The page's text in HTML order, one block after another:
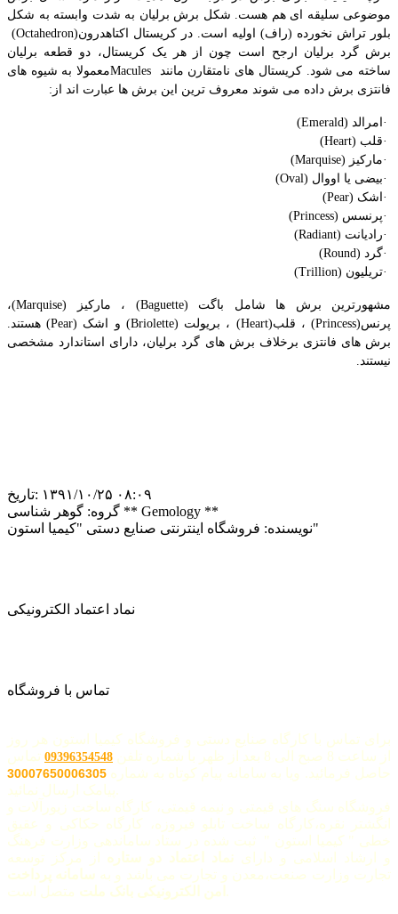
موضوعی سلیقه ای هم هست. شکل برش برلیان به شدت وابسته به شکل
بلور تراش نخورده (راف) اولیه است. در کریستال اکتاهدرون(Octahedron)
برش گرد برلیان ارجح است چون از هر یک کریستال، دو قطعه برلیان
ساخته می شود. کریستال های نامتقارن مانند
Maculesمعمولا به شیوه های
فانتزی برش داده می شوند معروف ترین این برش ها عبارت اند از :
· امرالد (Emerald)
·قلب (Heart)
·مارکیز (Marquise)
·بیضی یا اووال (Oval)
· اشک (Pear)
·پرنسس (Princess)
·رادیانت (Radiant)
·گرد (Round)
·تریلیون (Trillion)
مشهورترین برش ها شامل باگت (Baguette) ، مارکیز (Marquise)،
پرنس(Princess) ، قلب(Heart) ، بریولت (Briolette) و اشک (Pear) هستند.
برش های فانتزی برخلاف برش های گرد برلیان، دارای استاندارد مشخصی
نیستند
تاریخ: ‎۱۳۹۱/۱۰/۲۵ ۰۸:۰۹
گروه: گوهر شناسی ** Gemology **
نویسنده:فروشگاه اینترنتی صنایع دستی "کیمیا استون"
نماد اعتماد الکترونیکی
تماس با فروشگاه
برای تماس با کارگاه صنایع دستی و فروشگاه کیمیا استون هر روز
از ساعت 8 صبح الی 8 بعد از ظهر با شماره تلفن
09396354548 تماس
حاصل فرمائید. ویا به سامانه پیام کوتاه به شماره 30007650006305
فروشگاه سنگ های قیمتی و نیمه قیمتی، کارگاه ساخت زیورآلات و
انگشتر نقره،کارگاه ساخت تابلو فیروزه، کارگاه حکاکی و عقیق
خطی " کیمیا استون " ثبت شده در ستاد ساماندهی وزارت فرهنگ
و ارشاد اسلامی و دارای نماد اعتماد دو ستاره
از مرکز توسعه
تجارت وزارت صنعت،معدن و تجارت می باشد و به سامانه پرداخت
امن الکترونیکی بانک ملت